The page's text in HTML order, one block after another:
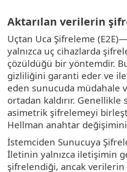
Aktarılan verilerin
Uçtan Uca Şifreleme
yalnızca uç cihazlarda
çözüldüğü bir yöntemdir.
gizliliğini garanti eder ve
eden sunucuda müdahale
ortadan kaldırır. Genellikle
asimetrik şifrelemeyi
Hellman anahtar değişimini
İstemciden Sunucuya
İletinin yalnızca iletişimin
şifrelendiği, ancak